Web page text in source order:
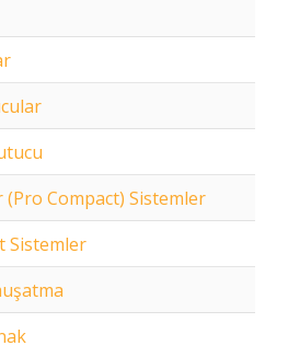
Compact) Sistemler
Sistemler